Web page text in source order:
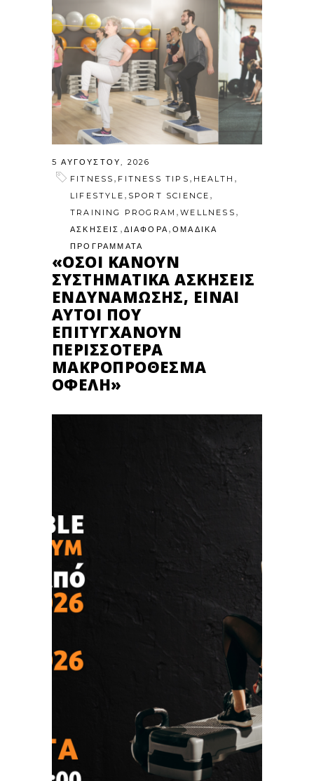
5 ΑΥΓΟΎΣΤΟΥ, 2026
FITNESS , FITNESS TIPS , HEALTH ,
LIFESTYLE , SPORT SCIENCE ,
TRAINING PROGRAM ,WELLNESS ,
ΑΣΚΗΣΕΙΣ , ΔΙΑΦΟΡΑ ,ΟΜΑΔΙΚΑ
ΠΡΟΓΡΑΜΜΑΤΑ
«ΌΣΟΙ ΚΆΝΟΥΝ
ΣΥΣΤΗΜΑΤΙΚΆ ΑΣΚΉΣΕΙΣ
ΕΝΔΥΝΆΜΩΣΗΣ, ΕΊΝΑΙ
ΑΥΤΟΊ ΠΟΥ
ΕΠΙΤΥΓΧΆΝΟΥΝ
ΠΕΡΙΣΣΌΤΕΡΑ
ΜΑΚΡΟΠΡΌΘΕΣΜΑ
ΟΦΈΛΗ»